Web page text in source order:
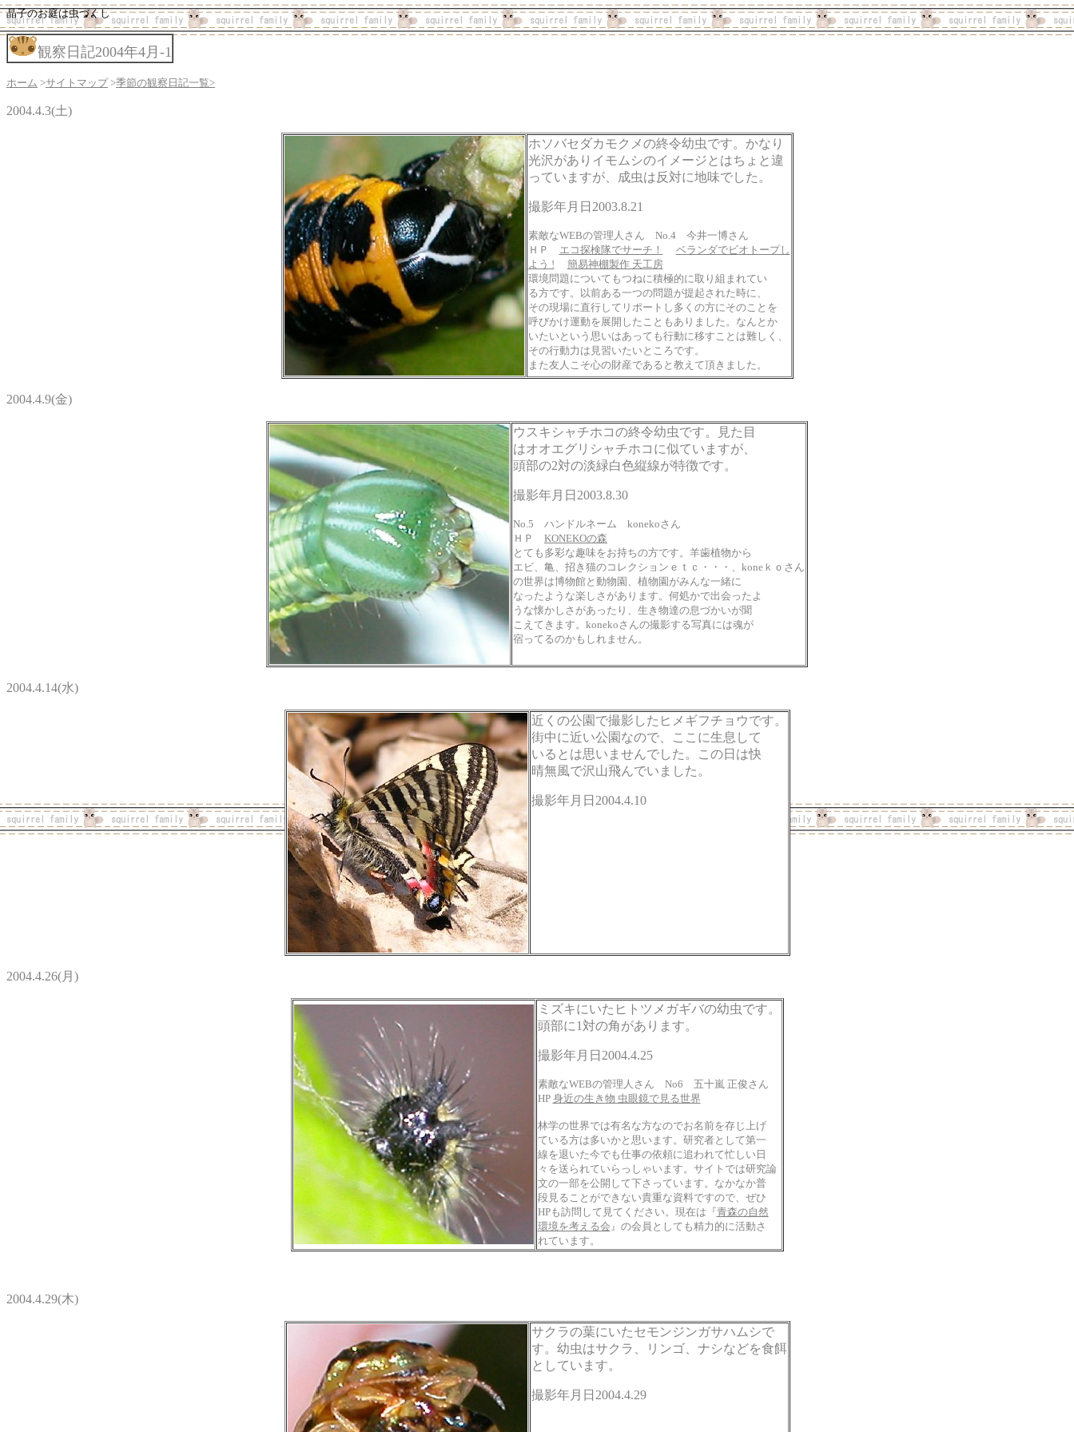
晶子のお庭は虫づくし
観察日記2004年4月-1
ホーム >サイトマップ>季節の観察日記一覧>
2004.4.3(土)
ホソバセダカモクメの終令幼虫です。かなり
光沢がありイモムシのイメージとはちょと違
っていますが、成虫は反対に地味でした。
撮影年月日2003.8.21
素敵なWEBの管理人さん No.4 今井一博さん
ＨＰ エコ探検隊でサーチ！
ベランダでビオトープし
よう !
簡易神棚製作 天工房
環境問題についてもつねに積極的に取り組まれてい
る方です。以前ある一つの問題が提起された時に、
その現場に直行してリポートし多くの方にそのことを
呼びかけ運動を展開したこともありました。なんとか
いたいという思いはあっても行動に移すことは難しく、
その行動力は見習いたいところです。
また友人こそ心の財産であると教えて頂きました。
2004.4.9(金)
ウスキシャチホコの終令幼虫です。見た目
はオオエグリシャチホコに似ていますが、
頭部の2対の淡緑白色縦線が特徴です。
撮影年月日2003.8.30
No.5 ハンドルネーム konekoさん
ＨＰ KONEKOの森
とても多彩な趣味をお持ちの方です。羊歯植物から
エビ、亀、招き猫のコレクションｅｔｃ・・・、koneｋｏさん
の世界は博物館と動物園、植物園がみんな一緒に
なったような楽しさがあります。何処かで出会ったよ
うな懐かしさがあったり、生き物達の息づかいが聞
こえてきます。konekoさんの撮影する写真には魂が
宿ってるのかもしれません。
2004.4.14(水)
近くの公園で撮影したヒメギフチョウです。
街中に近い公園なので、ここに生息して
いるとは思いませんでした。この日は快
晴無風で沢山飛んでいました。
撮影年月日2004.4.10
2004.4.26(月)
ミズキにいたヒトツメガギバの幼虫です。
頭部に1対の角があります。
撮影年月日2004.4.25
素敵なWEBの管理人さん No6 五十嵐 正俊さん
HP 身近の生き物 虫眼鏡で見る世界
林学の世界では有名な方なのでお名前を存じ上げ
ている方は多いかと思います。研究者として第一
線を退いた今でも仕事の依頼に追われて忙しい日
々を送られていらっしゃいます。サイトでは研究論
文の一部を公開して下さっています。なかなか普
段見ることができない貴重な資料ですので、ぜひ
HPも訪問して見てください。現在は『青森の自然
環境を考える会 』の会員としても精力的に活動さ
れています。
2004.4.29(木)
サクラの葉にいたセモンジンガサハムシで
す。幼虫はサクラ、リンゴ、ナシなどを食餌
としています。
撮影年月日2004.4.29